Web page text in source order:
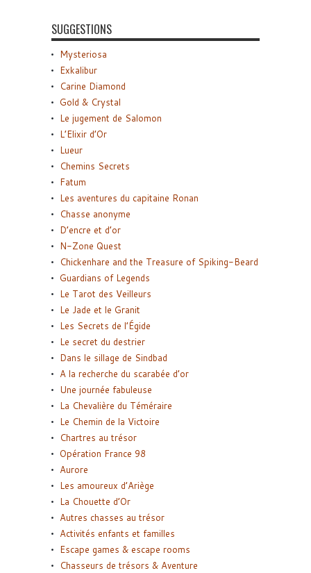
SUGGESTIONS
Mysteriosa
Exkalibur
Carine Diamond
Gold & Crystal
Le jugement de Salomon
L’Elixir d’Or
Lueur
Chemins Secrets
Fatum
Les aventures du capitaine Ronan
Chasse anonyme
D’encre et d’or
N-Zone Quest
Chickenhare and the Treasure of Spiking-Beard
Guardians of Legends
Le Tarot des Veilleurs
Le Jade et le Granit
Les Secrets de l’Égide
Le secret du destrier
Dans le sillage de Sindbad
A la recherche du scarabée d’or
Une journée fabuleuse
La Chevalière du Téméraire
Le Chemin de la Victoire
Chartres au trésor
Opération France 98
Aurore
Les amoureux d’Ariège
La Chouette d’Or
Autres chasses au trésor
Activités enfants et familles
Escape games & escape rooms
Chasseurs de trésors & Aventure